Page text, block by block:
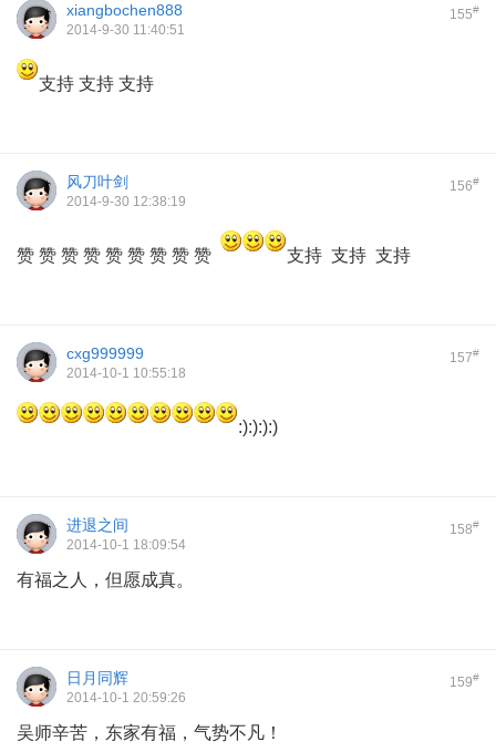
155#
xiangbochen888
2014-9-30 11:40:51
支持 支持 支持
156#
风刀叶剑
2014-9-30 12:38:19
赞 赞 赞 赞 赞 赞 赞 赞 赞 支持 支持 支持
157#
cxg999999
2014-10-1 10:55:18
:):):):)
158#
进退之间
2014-10-1 18:09:54
有福之人，但愿成真。
159#
日月同辉
2014-10-1 20:59:26
吴师辛苦，东家有福，气势不凡！